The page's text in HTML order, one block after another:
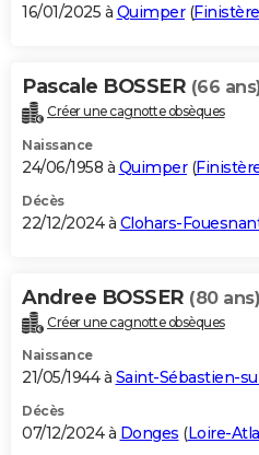
16/01/2025 à Quimper(Finistère
Pascale BOSSER (66
Créer une cagnotte obsèques
Naissance
24/06/1958 à Quimper(
Décès
22/12/2024 à Clohars-
Andree BOSSER (80 ans)
Créer une cagnotte obsèques
Naissance
21/05/1944 à Saint-Sébastien-
Décès
07/12/2024 à Donges (Loire-